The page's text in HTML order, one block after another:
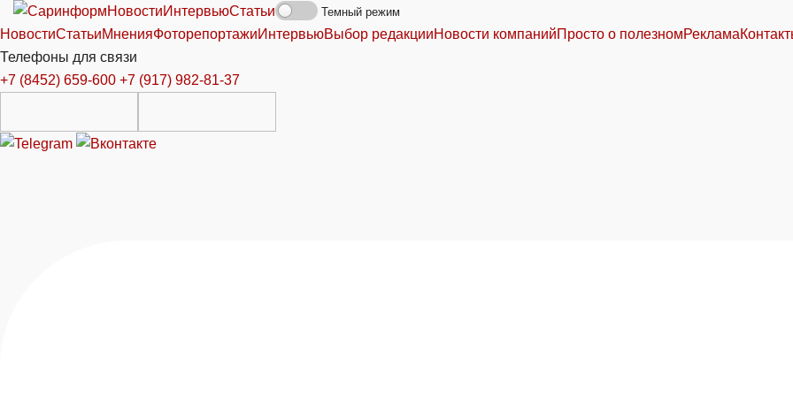
НовостиИнтервьюСтатьи Темный режим
НовостиСтатьиМненияФоторепортажиИнтервьюВыбор редакцииНовости компанийПросто о полезномРеклама
Телефоны для связи
+7 (8452) 659-600 +7 (917) 982-81-37